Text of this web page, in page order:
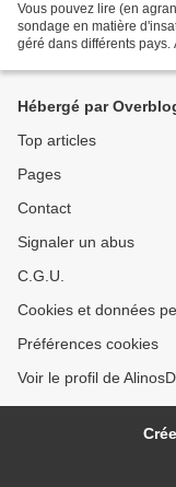
Vous pouvez lire (en
sondage en matière
géré dans différents
Hébergé par
Top articles
Pages
Contact
Signaler un abus
C.G.U.
Cookies et données
Préférences cookies
Voir le profil de